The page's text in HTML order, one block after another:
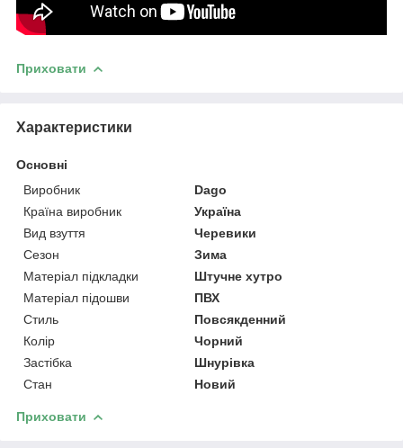
Приховати
Характеристики
Основні
Виробник
Dago
Країна виробник
Україна
Вид взуття
Черевики
Сезон
Зима
Матеріал підкладки
Штучне хутро
Матеріал підошви
ПВХ
Стиль
Повсякденний
Колір
Чорний
Застібка
Шнурівка
Стан
Новий
Приховати